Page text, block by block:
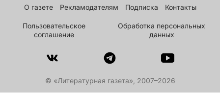
О газете Рекламодателям Подписка Контакты
Пользовательское
соглашение
Обработка персональных
данных
© «Литературная газета», 2007–2026